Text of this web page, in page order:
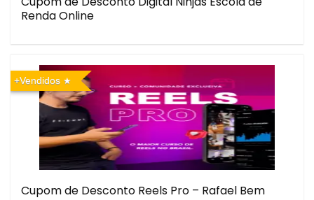
Renda Online
+Vendidos
Cupom de Desconto Reels Pro – Rafael Bem